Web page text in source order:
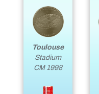
Toulouse
Stadium
CM 1998